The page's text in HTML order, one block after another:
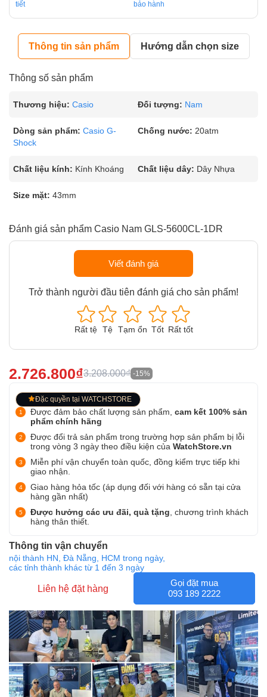
tiết
bảo hành
Thông tin sản phẩm Hướng dẫn chọn size
Thông số sản phẩm
Thương hiệu: Casio Đối tượng: Nam
Dòng sản phẩm: Casio G-
Shock
Chống nước: 20atm
Chất liệu kính: Kính Khoáng Chất liệu dây: Dây Nhựa
Size mặt: 43mm
Đánh giá sản phẩm Casio Nam GLS-5600CL-1DR
Viết đánh giá
Trở thành người đầu tiên đánh giá cho sản phẩm!
Rất tệ Tệ Tạm ổn Tốt Rất tốt
2.726.800₫3.208.000₫ -15%
Đặc quyền tại WATCHSTORE
Được đảm bảo chất lượng sản phẩm, cam kết 100% sản
phẩm chính hãng
Được đổi trả sản phẩm trong trường hợp sản phẩm bị lỗi
trong vòng 3 ngày theo điều kiện của WatchStore.vn
Miễn phí vận chuyển toàn quốc, đồng kiểm trực tiếp khi
giao nhận.
Giao hàng hỏa tốc (áp dụng đối với hàng có sẵn tại cửa
hàng gần nhất)
Được hưởng các ưu đãi, quà tặng , chương trình khách
hàng thân thiết.
Thông tin vận chuyển
nội thành HN, Đà Nẵng, HCM trong ngày,
các tỉnh thành khác từ 1 đến 3 ngày
Liên hệ đặt hàng
Gọi đặt mua
093 189 2222